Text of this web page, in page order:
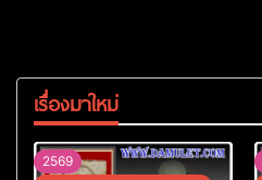
เรื่องมาใหม่
2569